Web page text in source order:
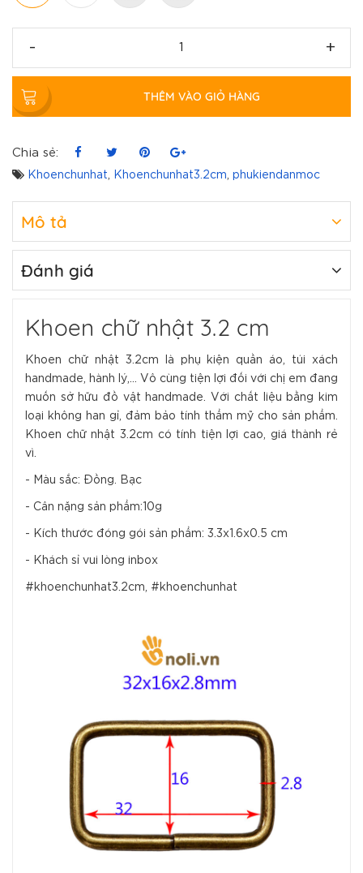
- +
THÊM VÀO GIỎ HÀNG
Chia sẻ:
Khoenchunhat Khoenchunhat3.2cm phukiendanmoc
Mô tả
Đánh giá
Khoen chữ nhật 3.2 cm
Khoen chữ nhật 3.2cm là phụ kiện quần áo, túi xách
handmade, hành lý,... Vô cùng tiện lợi đối với chị em đang
muốn sở hữu đồ vật handmade. Với chất liệu bằng kim
loại không han gỉ, đảm bảo tính thẩm mỹ cho sản phẩm.
Khoen chữ nhật 3.2cm có tính tiện lợi cao, giá thành rẻ
vì.
- Màu sắc: Đồng. Bạc
- Cân nặng sản phẩm:10g
- Kích thước đóng gói sản phẩm: 3.3x1.6x0.5 cm
- Khách sỉ vui lòng inbox
#khoenchunhat3.2cm, #khoenchunhat